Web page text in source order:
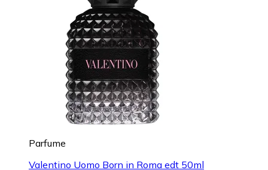
Parfume
Valentino Uomo Born in Roma edt 50ml